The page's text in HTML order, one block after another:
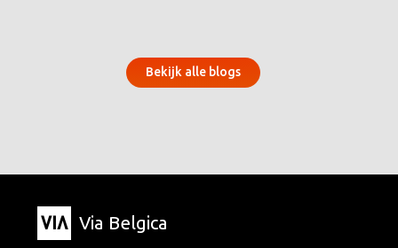
Bekijk alle blogs
Via Belgica